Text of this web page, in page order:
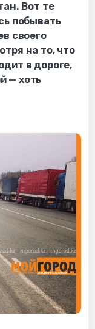
Вот те
побывать
своего
на то, что
в дороге,
— хоть